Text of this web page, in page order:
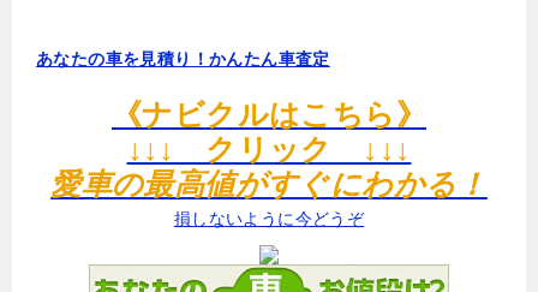
あなたの車を見積り！かんたん車査定
《ナビクルはこちら》
↓↓↓ クリック ↓↓↓
愛車の最高値がすぐにわかる！
損しないように今どうぞ